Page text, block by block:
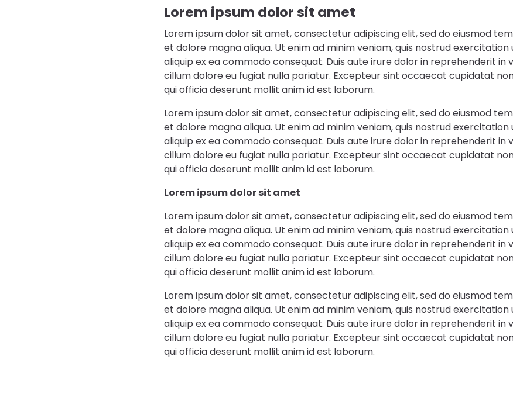
Lorem ipsum dolor sit amet
Lorem ipsum dolor sit amet, consectetur adipiscing elit, sed do eiusmod
et dolore magna aliqua. Ut enim ad minim veniam, quis nostrud exercitation
aliquip ex ea commodo consequat. Duis aute irure dolor in reprehenderit in
cillum dolore eu fugiat nulla pariatur. Excepteur sint occaecat cupidatat
qui officia deserunt mollit anim id est laborum.
Lorem ipsum dolor sit amet, consectetur adipiscing elit, sed do eiusmod
et dolore magna aliqua. Ut enim ad minim veniam, quis nostrud exercitation
aliquip ex ea commodo consequat. Duis aute irure dolor in reprehenderit in
cillum dolore eu fugiat nulla pariatur. Excepteur sint occaecat cupidatat
qui officia deserunt mollit anim id est laborum.
Lorem ipsum dolor sit amet
Lorem ipsum dolor sit amet, consectetur adipiscing elit, sed do eiusmod
et dolore magna aliqua. Ut enim ad minim veniam, quis nostrud exercitation
aliquip ex ea commodo consequat. Duis aute irure dolor in reprehenderit in
cillum dolore eu fugiat nulla pariatur. Excepteur sint occaecat cupidatat
qui officia deserunt mollit anim id est laborum.
Lorem ipsum dolor sit amet, consectetur adipiscing elit, sed do eiusmod
et dolore magna aliqua. Ut enim ad minim veniam, quis nostrud exercitation
aliquip ex ea commodo consequat. Duis aute irure dolor in reprehenderit in
cillum dolore eu fugiat nulla pariatur. Excepteur sint occaecat cupidatat
qui officia deserunt mollit anim id est laborum.